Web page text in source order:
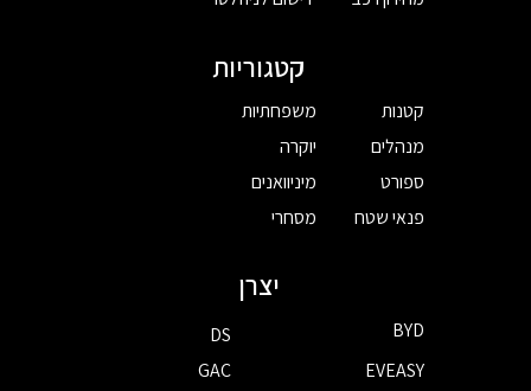
קטגוריות
קטנות
מנהלים
ספורט
פנאי שטח
משפחתיות
יוקרה
מיניוואנים
מסחרי
יצרן
BYD
DS
EVEASY
GAC